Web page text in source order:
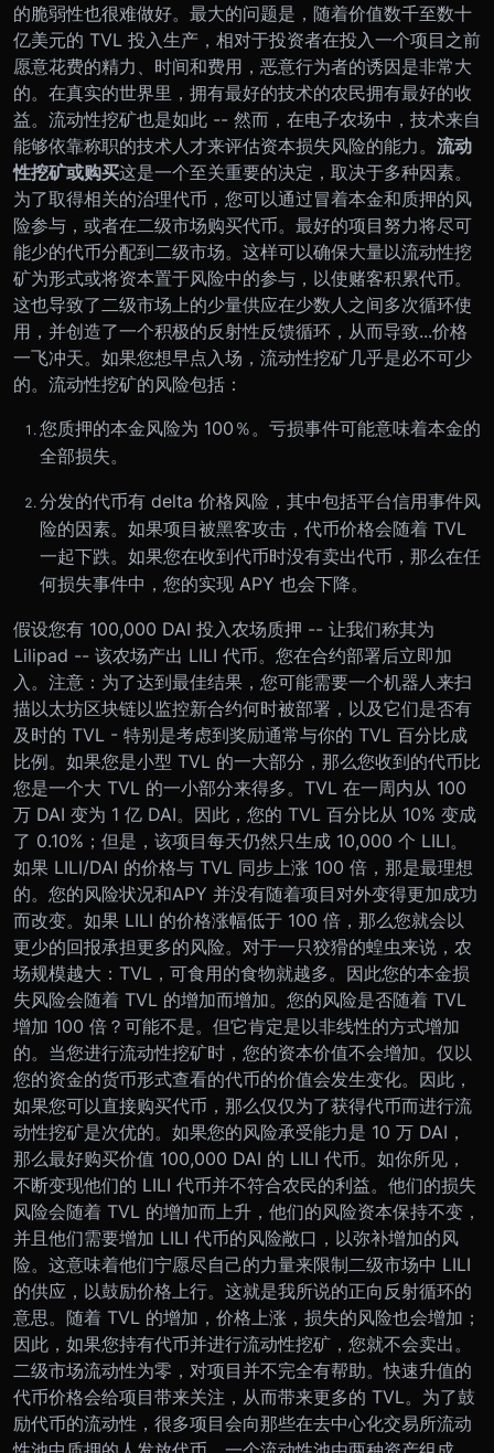
的脆弱性也很难做好。最大的问题是，随着价值数千至数十
亿美元的 TVL 投入生产，相对于投资者在投入一个项目之前
愿意花费的精力、时间和费用，恶意行为者的诱因是非常大
的。 在真实的世界里，拥有最好的技术的农民拥有最好的收
益。流动性挖矿也是如此 -- 然而，在电子农场中，技术来自
能够依靠称职的技术人才来评估资本损失风险的能力。 流动
性挖矿或购买这是一个至关重要的决定，取决于多种因素。
为了取得相关的治理代币，您可以通过冒着本金和质押的风
险参与，或者在二级市场购买代币。 最好的项目努力将尽可
能少的代币分配到二级市场。这样可以确保大量以流动性挖
矿为形式或将资本置于风险中的参与，以使赌客积累代币。
这也导致了二级市场上的少量供应在少数人之间多次循环使
用，并创造了一个积极的反射性反馈循环，从而导致...价格
一飞冲天。 如果您想早点入场，流动性挖矿几乎是必不可少
的。流动性挖矿的风险包括：
您质押的本金风险为 100％。亏损事件可能意味着本金的
全部损失。
分发的代币有 delta 价格风险，其中包括平台信用事件风
险的因素。如果项目被黑客攻击，代币价格会随着 TVL
一起下跌。如果您在收到代币时没有卖出代币，那么在任
何损失事件中，您的实现 APY 也会下降。
假设您有 100,000 DAI 投入农场质押 -- 让我们称其为
Lilipad -- 该农场产出 LILI 代币。 您在合约部署后立即加
入。注意：为了达到最佳结果，您可能需要一个机器人来扫
描以太坊区块链以监控新合约何时被部署，以及它们是否有
及时的 TVL - 特别是考虑到奖励通常与你的 TVL 百分比成
比例。如果您是小型 TVL 的一大部分，那么您收到的代币比
您是一个大 TVL 的一小部分来得多。 TVL 在一周内从 100
万 DAI 变为 1 亿 DAI。因此，您的 TVL 百分比从 10% 变成
了 0.10%；但是，该项目每天仍然只生成 10,000 个 LILI。
如果 LILI/DAI 的价格与 TVL 同步上涨 100 倍，那是最理想
的。您的风险状况和APY 并没有随着项目对外变得更加成功
而改变。 如果 LILI 的价格涨幅低于 100 倍，那么您就会以
更少的回报承担更多的风险。对于一只狡猾的蝗虫来说，农
场规模越大：TVL，可食用的食物就越多。因此您的本金损
失风险会随着 TVL 的增加而增加。您的风险是否随着 TVL
增加 100 倍？可能不是。但它肯定是以非线性的方式增加
的。 当您进行流动性挖矿时，您的资本价值不会增加。仅以
您的资金的货币形式查看的代币的价值会发生变化。因此，
如果您可以直接购买代币，那么仅仅为了获得代币而进行流
动性挖矿是次优的。如果您的风险承受能力是 10 万 DAI，
那么最好购买价值 100,000 DAI 的 LILI 代币。 如你所见，
不断变现他们的 LILI 代币并不符合农民的利益。他们的损失
风险会随着 TVL 的增加而上升，他们的风险资本保持不变，
并且他们需要增加 LILI 代币的风险敞口，以弥补增加的风
险。这意味着他们宁愿尽自己的力量来限制二级市场中 LILI
的供应，以鼓励价格上行。这就是我所说的正向反射循环的
意思。随着 TVL 的增加，价格上涨，损失的风险也会增加；
因此，如果您持有代币并进行流动性挖矿，您就不会卖出。
二级市场流动性为零，对项目并不完全有帮助。快速升值的
代币价格会给项目带来关注，从而带来更多的 TVL。为了鼓
励代币的流动性，很多项目会向那些在去中心化交易所流动